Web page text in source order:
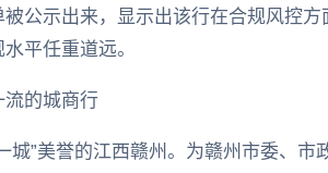
公示出来，显示出该行在合规风控
平任重道远。
流的城商行
城”美誉的江西赣州。为赣州市委、市